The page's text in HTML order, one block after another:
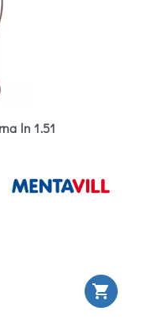
ln 1.51
shopping_cart